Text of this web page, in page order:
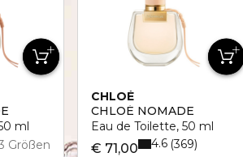
ml
Größen
CHLOÉ
CHLOÉ NOMADE
Eau de Toilette, 50 ml
€ 71,00 4.6 369